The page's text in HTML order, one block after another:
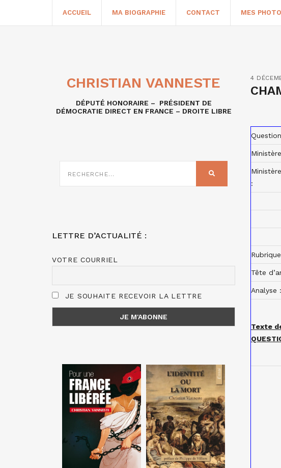
ACCUEIL MA BIOGRAPHIE CONTACT MES
4
:
Tête
Analyse :
Texte
CHRISTIAN VANNESTE
DÉPUTÉ HONORAIRE – PRÉSIDENT DE
DÉMOCRATIE DIRECT EN FRANCE – DROITE LIBRE
SUR
RECHERCHER
LETTRE D’ACTUALITÉ :
VOTRE COURRIEL
JE SOUHAITE RECEVOIR LA LETTRE